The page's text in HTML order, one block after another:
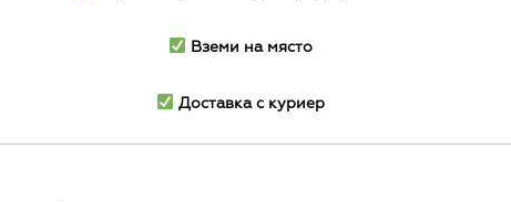
Вземи на място
Доставка с куриер